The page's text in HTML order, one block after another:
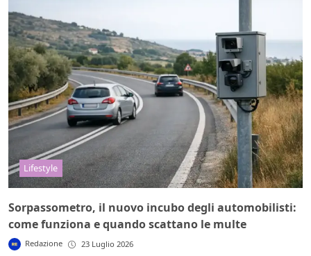
Lifestyle
Sorpassometro, il nuovo incubo degli automobilisti:
come funziona e quando scattano le multe
Redazione 23 Luglio 2026